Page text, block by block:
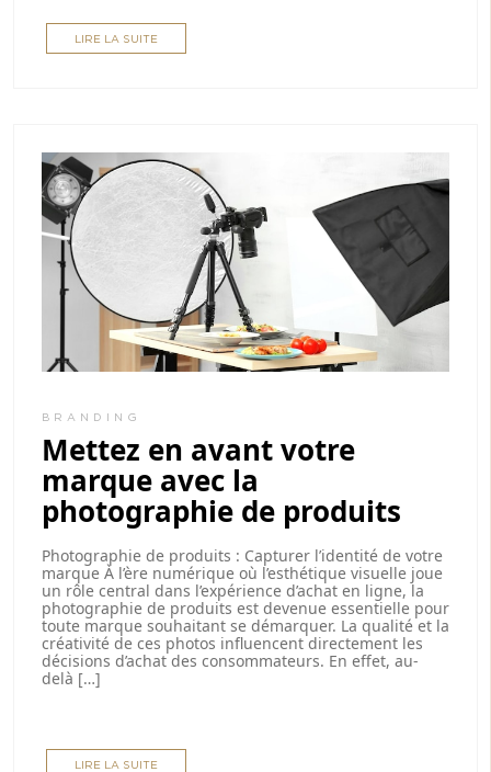
LIRE LA SUITE
BRANDING
Mettez en avant votre
marque avec la
photographie de produits
Photographie de produits : Capturer l’identité de votre
marque À l’ère numérique où l’esthétique visuelle joue
un rôle central dans l’expérience d’achat en ligne, la
photographie de produits est devenue essentielle pour
toute marque souhaitant se démarquer. La qualité et la
créativité de ces photos influencent directement les
décisions d’achat des consommateurs. En effet, au-
delà […]
LIRE LA SUITE